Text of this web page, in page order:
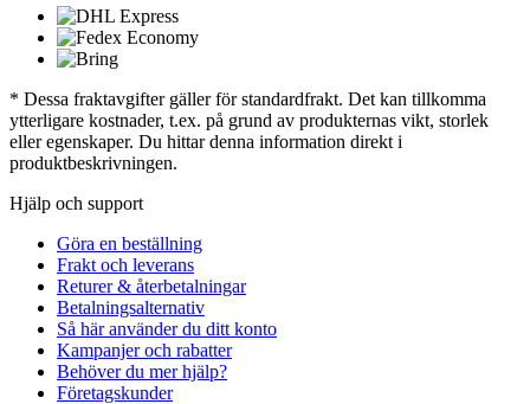
* Dessa fraktavgifter gäller för standardfrakt. Det kan tillkomma
ytterligare kostnader, t.ex. på grund av produkternas vikt, storlek
eller egenskaper. Du hittar denna information direkt i
produktbeskrivningen.
Hjälp och support
Göra en beställning
Frakt och leverans
Returer & återbetalningar
Betalningsalternativ
Så här använder du ditt konto
Kampanjer och rabatter
Behöver du mer hjälp?
Företagskunder